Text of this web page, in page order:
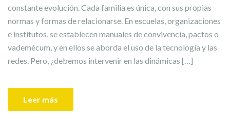
constante evolución. Cada familia es única, con sus propias
normas y formas de relacionarse. En escuelas, organizaciones
e institutos, se establecen manuales de convivencia, pactos o
vademécum, y en ellos se aborda el uso de la tecnología y las
redes. Pero, ¿debemos intervenir en las dinámicas […]
Leer más